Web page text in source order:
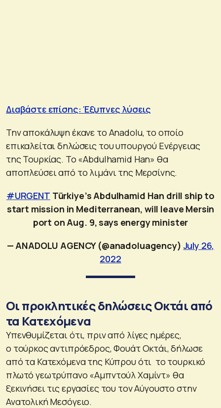
Διαβάστε επίσης: Έξυπνες λύσεις
Την αποκάλυψη έκανε το Anadolu, το οποίο
επικαλείται δηλώσεις του υπουργού Ενέργειας
της Τουρκίας. Το «Abdulhamid Han» θα
αποπλεύσει από το λιμάνι της Μερσίνης.
#URGENT Türkiye’s Abdulhamid Han drill ship to
start mission in Mediterranean, will leave Mersin
port on Aug. 9, says energy minister
— ANADOLU AGENCY (@anadoluagency)July 26,
2022
Οι προκλητικές δηλώσεις Οκτάι από
τα Κατεχόμενα
Υπενθυμίζεται ότι, πριν από λίγες ημέρες,
ο τούρκος αντιπρόεδρος, Φουάτ Οκτάι, δήλωσε
από τα Κατεχόμενα της Κύπρου ότι το τουρκικό
πλωτό γεωτρύπανο «Αμπντούλ Χαμίντ» θα
ξεκινήσει τις εργασίες του τον Αύγουστο στην
Ανατολική Μεσόγειο.